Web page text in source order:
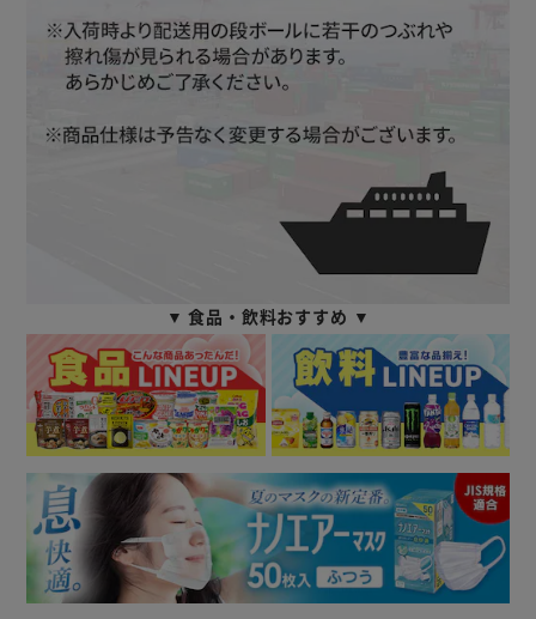
▼ 食品・飲料おすすめ ▼